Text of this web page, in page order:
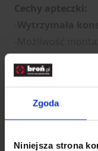
Zgoda
Niniejsza strona
Cechy apteczki:
8,3cm
-Duża możliwość
-Małe wymiary